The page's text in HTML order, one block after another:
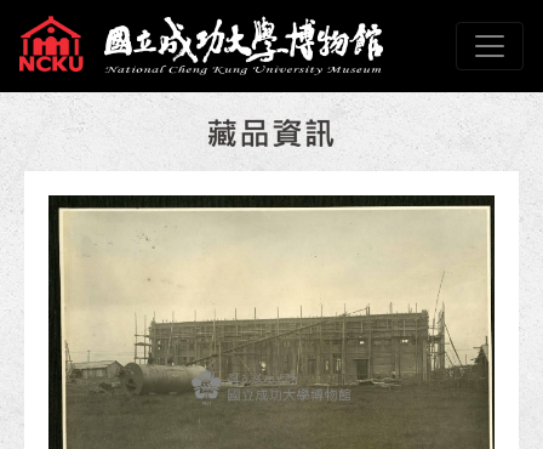
跳到主要內容
國立成功大學博物館
網頁導覽
:::